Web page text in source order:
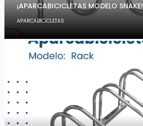
¡APARCABICICLETAS MODELO SNAKE!
APARCABICICLETAS